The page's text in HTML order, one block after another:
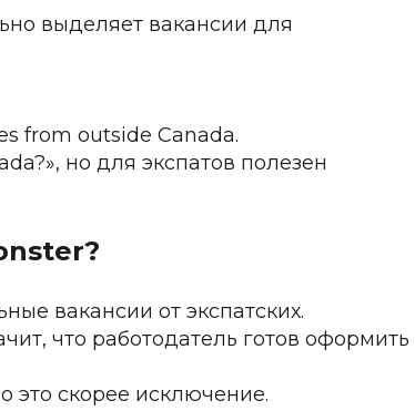
выделяет вакансии для
from outside Canada.
но для экспатов полезен
вакансии от экспатских.
что работодатель готов оформить
это скорее исключение.